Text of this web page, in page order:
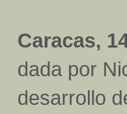
Caracas,
dada por
desarrollo